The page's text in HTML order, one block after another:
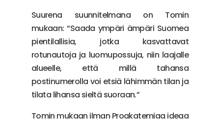
Suurena suunnitelmana on Tomin
mukaan: “Saada ympäri ämpäri Suomea
pientilallisia, jotka kasvattavat
rotunautoja ja luomupossuja, niin laajalle
alueelle, että millä tahansa
postinumerolla voi etsiä lähimmän tilan ja
tilata lihansa sieltä suoraan.”
Tomin mukaan ilman Proakatemiaa ideaa